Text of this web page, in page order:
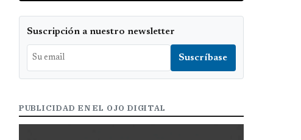
Suscripción a nuestro newsletter
PUBLICIDAD EN EL OJO DIGITAL